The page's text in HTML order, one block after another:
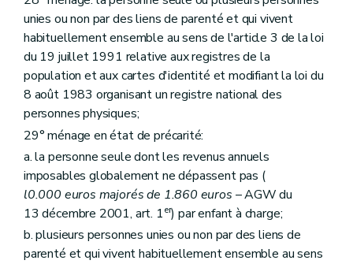
Art. 17510
Section E. Du comité de crédits
Art. 17511
Section F. Du comité de gestion financière
Art. 17512
Sous-section 5 Du personnel de la Société
Art. 17513
Art. 17514
Sous-section 6 Du contrôle de la Société
Section A. Du contrôle révisoral
Art. 17515
Section B. Du contrôle du Gouvernement
Art. 17516
Sous-section 7
Du contrat de gestion
Section A. Définition et contenu
Art. 17517
Section B. Conclusion, approbation, entrée en vigueur, durée et absence d'un contrat de gestion
unies ou non par des liens de parenté et qui vivent
habituellement ensemble au sens de l'article 3 de la loi
du 19 juillet 1991 relative aux registres de la
population et aux cartes d'identité et modifiant la loi du
8 août 1983 organisant un registre national des
personnes physiques;
29° ménage en état de précarité:
a. la personne seule dont les revenus annuels
imposables globalement ne dépassent pas (
l0.000 euros majorés de 1.860 euros – AGW du
13 décembre 2001, art. 1er) par enfant à charge;
b. plusieurs personnes unies ou non par des liens de
parenté et qui vivent habituellement ensemble au sens